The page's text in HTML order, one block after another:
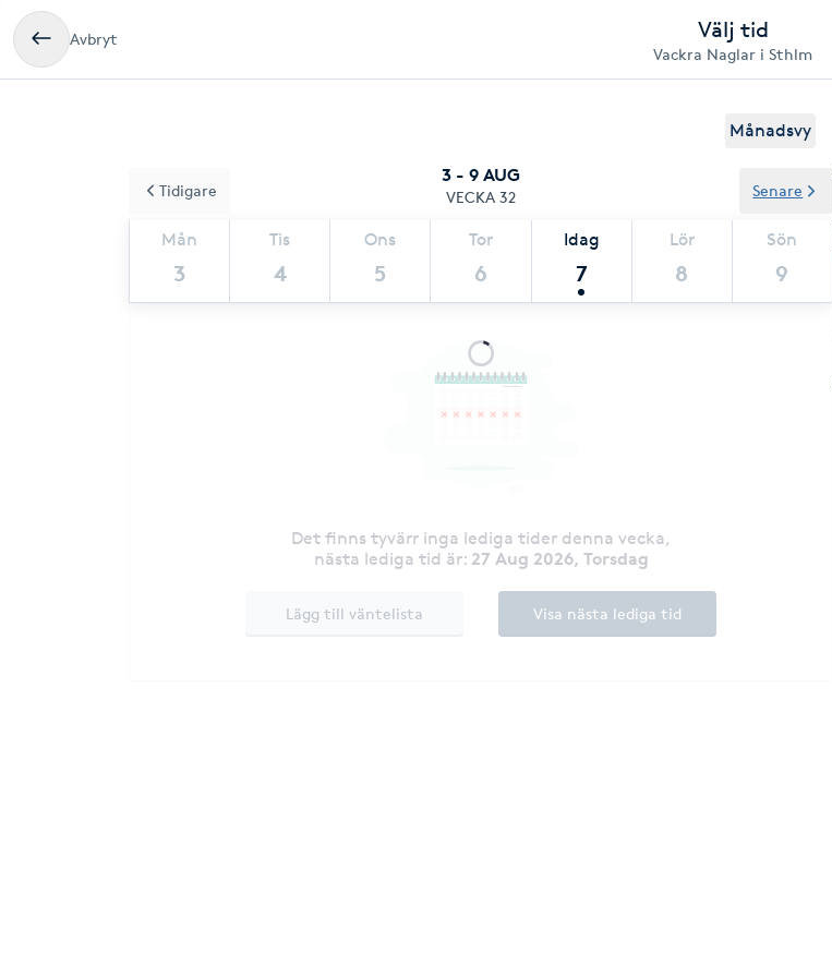
Avbryt Välj tid
Vackra Naglar i Sthlm
Månadsvy
3 - 9 AUG
VECKA 32
Mån
3
Tis
4
Ons
5
Tor
6
Idag
7
Lör
8
Sön
9
Tidigare Senare
Det finns tyvärr inga lediga tider denna vecka,
nästa lediga tid är: 27 Aug 2026, Torsdag
Lägg till väntelista Visa nästa lediga tid